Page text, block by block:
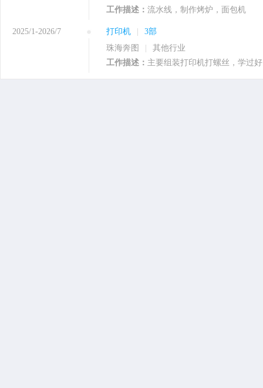
工作描述： 流水线，制作烤炉，面包机
2025/1-2026/7 打印机
3部
珠海奔图
其他行业
工作描述： 主要组装打印机打螺丝，学过